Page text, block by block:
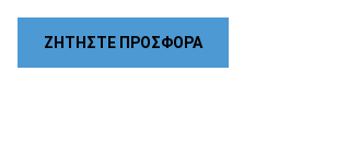
ΖΗΤΗΣΤΕ ΠΡΟΣΦΟΡΑ